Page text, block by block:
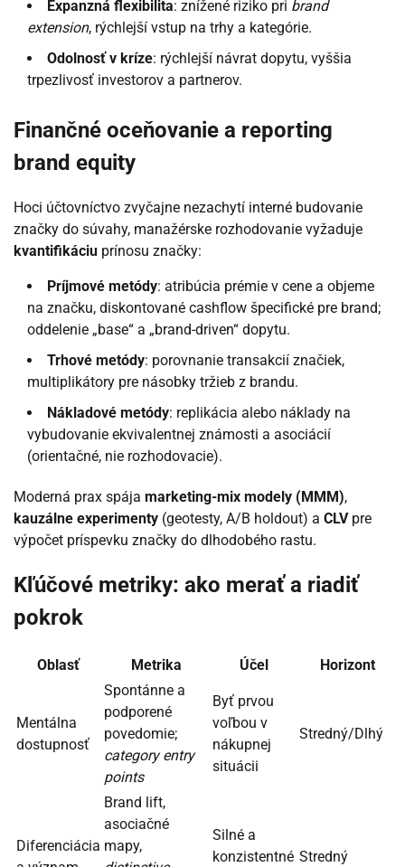
Expanzná flexibilita: znížené riziko pri brand
extension, rýchlejší vstup na trhy a kategórie.
Odolnosť v kríze: rýchlejší návrat dopytu, vyššia
trpezlivosť investorov a partnerov.
Finančné oceňovanie a reporting
brand equity
Hoci účtovníctvo zvyčajne nezachytí interné budovanie
značky do súvahy, manažérske rozhodovanie vyžaduje
kvantifikáciu prínosu značky:
Príjmové metódy: atribúcia prémie v cene a objeme
na značku, diskontované cashflow špecifické pre brand;
oddelenie „base“ a „brand-driven“ dopytu.
Trhové metódy: porovnanie transakcií značiek,
multiplikátory pre násobky tržieb z brandu.
Nákladové metódy: replikácia alebo náklady na
vybudovanie ekvivalentnej známosti a asociácií
(orientačné, nie rozhodovacie).
Moderná prax spája marketing-mix modely (MMM),
kauzálne experimenty (geotesty, A/B holdout) a CLVpre
výpočet príspevku značky do dlhodobého rastu.
Kľúčové metriky: ako merať a riadiť
pokrok
Oblasť Metrika Účel Horizont
Mentálna
dostupnosť
Spontánne a
podporené
povedomie;
category entry
points
Byť prvou
voľbou v
nákupnej
situácii
Stredný/Dlhý
Diferenciácia
Brand lift,
asociačné
mapy,
Silné a
konzistentné Stredný